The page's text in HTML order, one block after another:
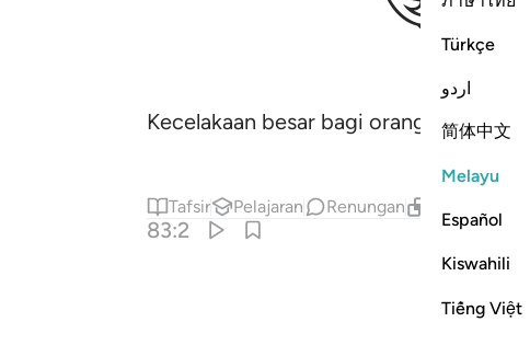
Türkçe
اردو
简体中文
Melayu
Español
Kiswahili
Tiếng Việt
Kecelakaan besar bagi orang-orang
Tafsir Pelajaran Renungan
83:2